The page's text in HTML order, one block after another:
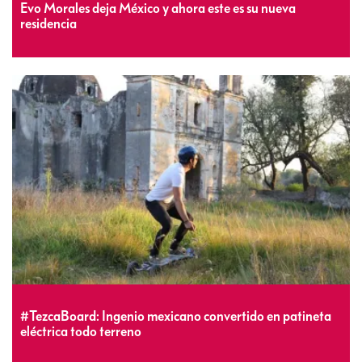
Evo Morales deja México y ahora este es su nueva
residencia
#TezcaBoard: Ingenio mexicano convertido en patineta
eléctrica todo terreno